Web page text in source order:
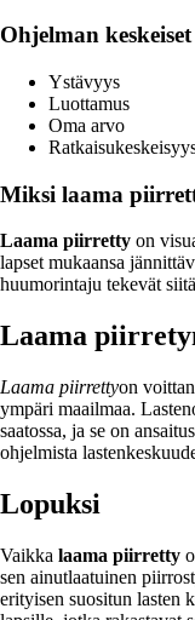
Ohjelman
Ystävyys
Luottamus
Oma arvo
Miksi laama
Laama piirretty on
lapset mukaansa
huumorintaju tekevät
Laama
Laama piirrettyon
ympäri maailmaa.
saatossa, ja se on
ohjelmista
Lopuksi
Vaikka laama piirretty
sen ainutlaatuinen
erityisen suositun lasten